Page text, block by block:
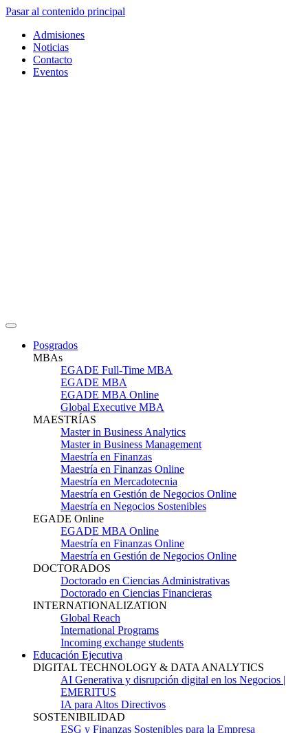
Pasar al contenido principal
Admisiones
Noticias
Contacto
Eventos
Posgrados
MBAs
EGADE Full-Time MBA
EGADE MBA
EGADE MBA Online
Global Executive MBA
MAESTRÍAS
Master in Business Analytics
Master in Business Management
Maestría en Finanzas
Maestría en Finanzas Online
Maestría en Mercadotecnia
Maestría en Gestión de Negocios Online
Maestría en Negocios Sostenibles
EGADE Online
EGADE MBA Online
Maestría en Finanzas Online
Maestría en Gestión de Negocios Online
DOCTORADOS
Doctorado en Ciencias Administrativas
Doctorado en Ciencias Financieras
INTERNATIONALIZATION
Global Reach
International Programs
Incoming exchange students
Educación Ejecutiva
DIGITAL TECHNOLOGY & DATA ANALYTICS
AI Generativa y disrupción digital en los Negocios |
EMERITUS
IA para Altos Directivos
SOSTENIBILIDAD
ESG y Finanzas Sostenibles para la Empresa